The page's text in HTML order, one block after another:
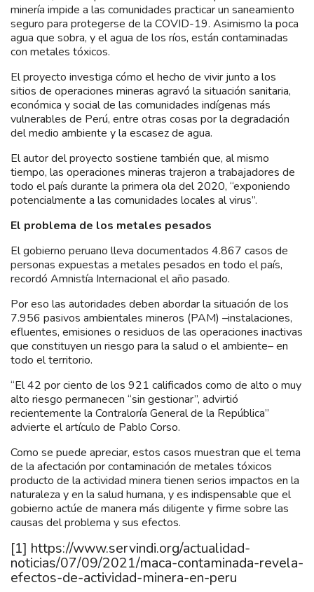
minería impide a las comunidades practicar un saneamiento
seguro para protegerse de la COVID-19. Asimismo la poca
agua que sobra, y el agua de los ríos, están contaminadas
con metales tóxicos.
El proyecto investiga cómo el hecho de vivir junto a los
sitios de operaciones mineras agravó la situación sanitaria,
económica y social de las comunidades indígenas más
vulnerables de Perú, entre otras cosas por la degradación
del medio ambiente y la escasez de agua.
El autor del proyecto sostiene también que, al mismo
tiempo, las operaciones mineras trajeron a trabajadores de
todo el país durante la primera ola del 2020, “exponiendo
potencialmente a las comunidades locales al virus”.
El problema de los metales pesados
El gobierno peruano lleva documentados 4.867 casos de
personas expuestas a metales pesados en todo el país,
recordó Amnistía Internacional el año pasado.
Por eso las autoridades deben abordar la situación de los
7.956 pasivos ambientales mineros (PAM) –instalaciones,
efluentes, emisiones o residuos de las operaciones inactivas
que constituyen un riesgo para la salud o el ambiente– en
todo el territorio.
“El 42 por ciento de los 921 calificados como de alto o muy
alto riesgo permanecen “sin gestionar”, advirtió
recientemente la Contraloría General de la República”
advierte el artículo de Pablo Corso.
Como se puede apreciar, estos casos muestran que el tema
de la afectación por contaminación de metales tóxicos
producto de la actividad minera tienen serios impactos en la
naturaleza y en la salud humana, y es indispensable que el
gobierno actúe de manera más diligente y firme sobre las
causas del problema y sus efectos.
[1] https://www.servindi.org/actualidad-
noticias/07/09/2021/maca-contaminada-revela-
efectos-de-actividad-minera-en-peru